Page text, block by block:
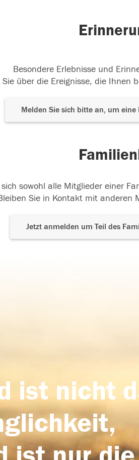
Besondere Erlebnisse und
Sie über die Ereignisse, die Ihnen
Melden Sie sich bitte an, um eine
sowohl alle Mitglieder einer
Sie in Kontakt mit
Jetzt anmelden um Teil des
ist nicht